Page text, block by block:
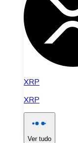
XRP
XRP
Ver tudo